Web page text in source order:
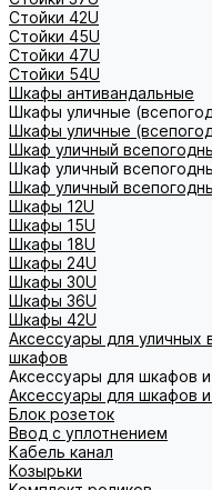
Стойки 42U
Стойки 45U
Стойки 47U
Стойки 54U
Шкафы антивандальные
Шкафы уличные
Шкафы уличные
Шкаф уличный
Шкаф уличный
Шкаф уличный
Шкафы 12U
Шкафы 15U
Шкафы 18U
Шкафы 24U
Шкафы 30U
Шкафы 36U
Шкафы 42U
Аксессуары для уличных
шкафов
Аксессуары для шкафов
Аксессуары для шкафов
Блок розеток
Ввод с уплотнением
Кабель канал
Козырьки